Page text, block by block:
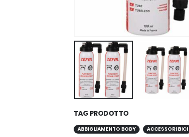
TAG PRODOTTO
ABBIGLIAMENTO BODY ACCESSORI BICI